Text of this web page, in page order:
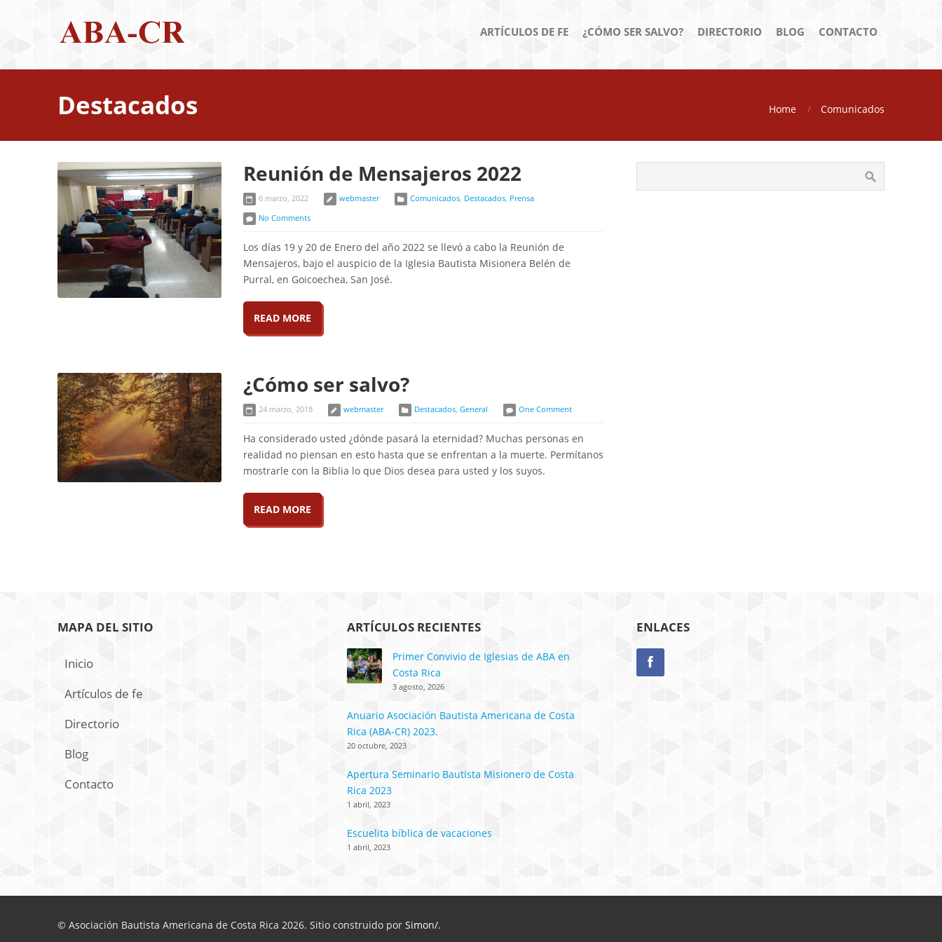
ARTÍCULOS DE FE ¿CÓMO SER SALVO? DIRECTORIO BLOG CONTACTO
Destacados Home Comunicados
Reunión de Mensajeros 2022
6 marzo, 2022 webmaster Comunicados, Destacados, Prensa
No Comments
Los días 19 y 20 de Enero del año 2022 se llevó a cabo la Reunión de
Mensajeros, bajo el auspicio de la Iglesia Bautista Misionera Belén de
Purral, en Goicoechea, San José.
READ MORE
¿Cómo ser salvo?
24 marzo, 2018 webmaster Destacados, General One Comment
Ha considerado usted ¿dónde pasará la eternidad? Muchas personas en
realidad no piensan en esto hasta que se enfrentan a la muerte. Permítanos
mostrarle con la Biblia lo que Dios desea para usted y los suyos.
READ MORE
MAPA DEL SITIO
Inicio
Artículos de fe
Directorio
Blog
Contacto
ARTÍCULOS RECIENTES
Primer Convivio de Iglesias de ABA en
Costa Rica
3 agosto, 2026
Anuario Asociación Bautista Americana de Costa
Rica (ABA-CR) 2023.
20 octubre, 2023
Apertura Seminario Bautista Misionero de Costa
Rica 2023
1 abril, 2023
Escuelita bíblica de vacaciones
1 abril, 2023
ENLACES
© Asociación Bautista Americana de Costa Rica 2026. Sitio construido por Simon/.